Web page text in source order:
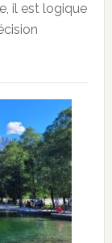
il est logique